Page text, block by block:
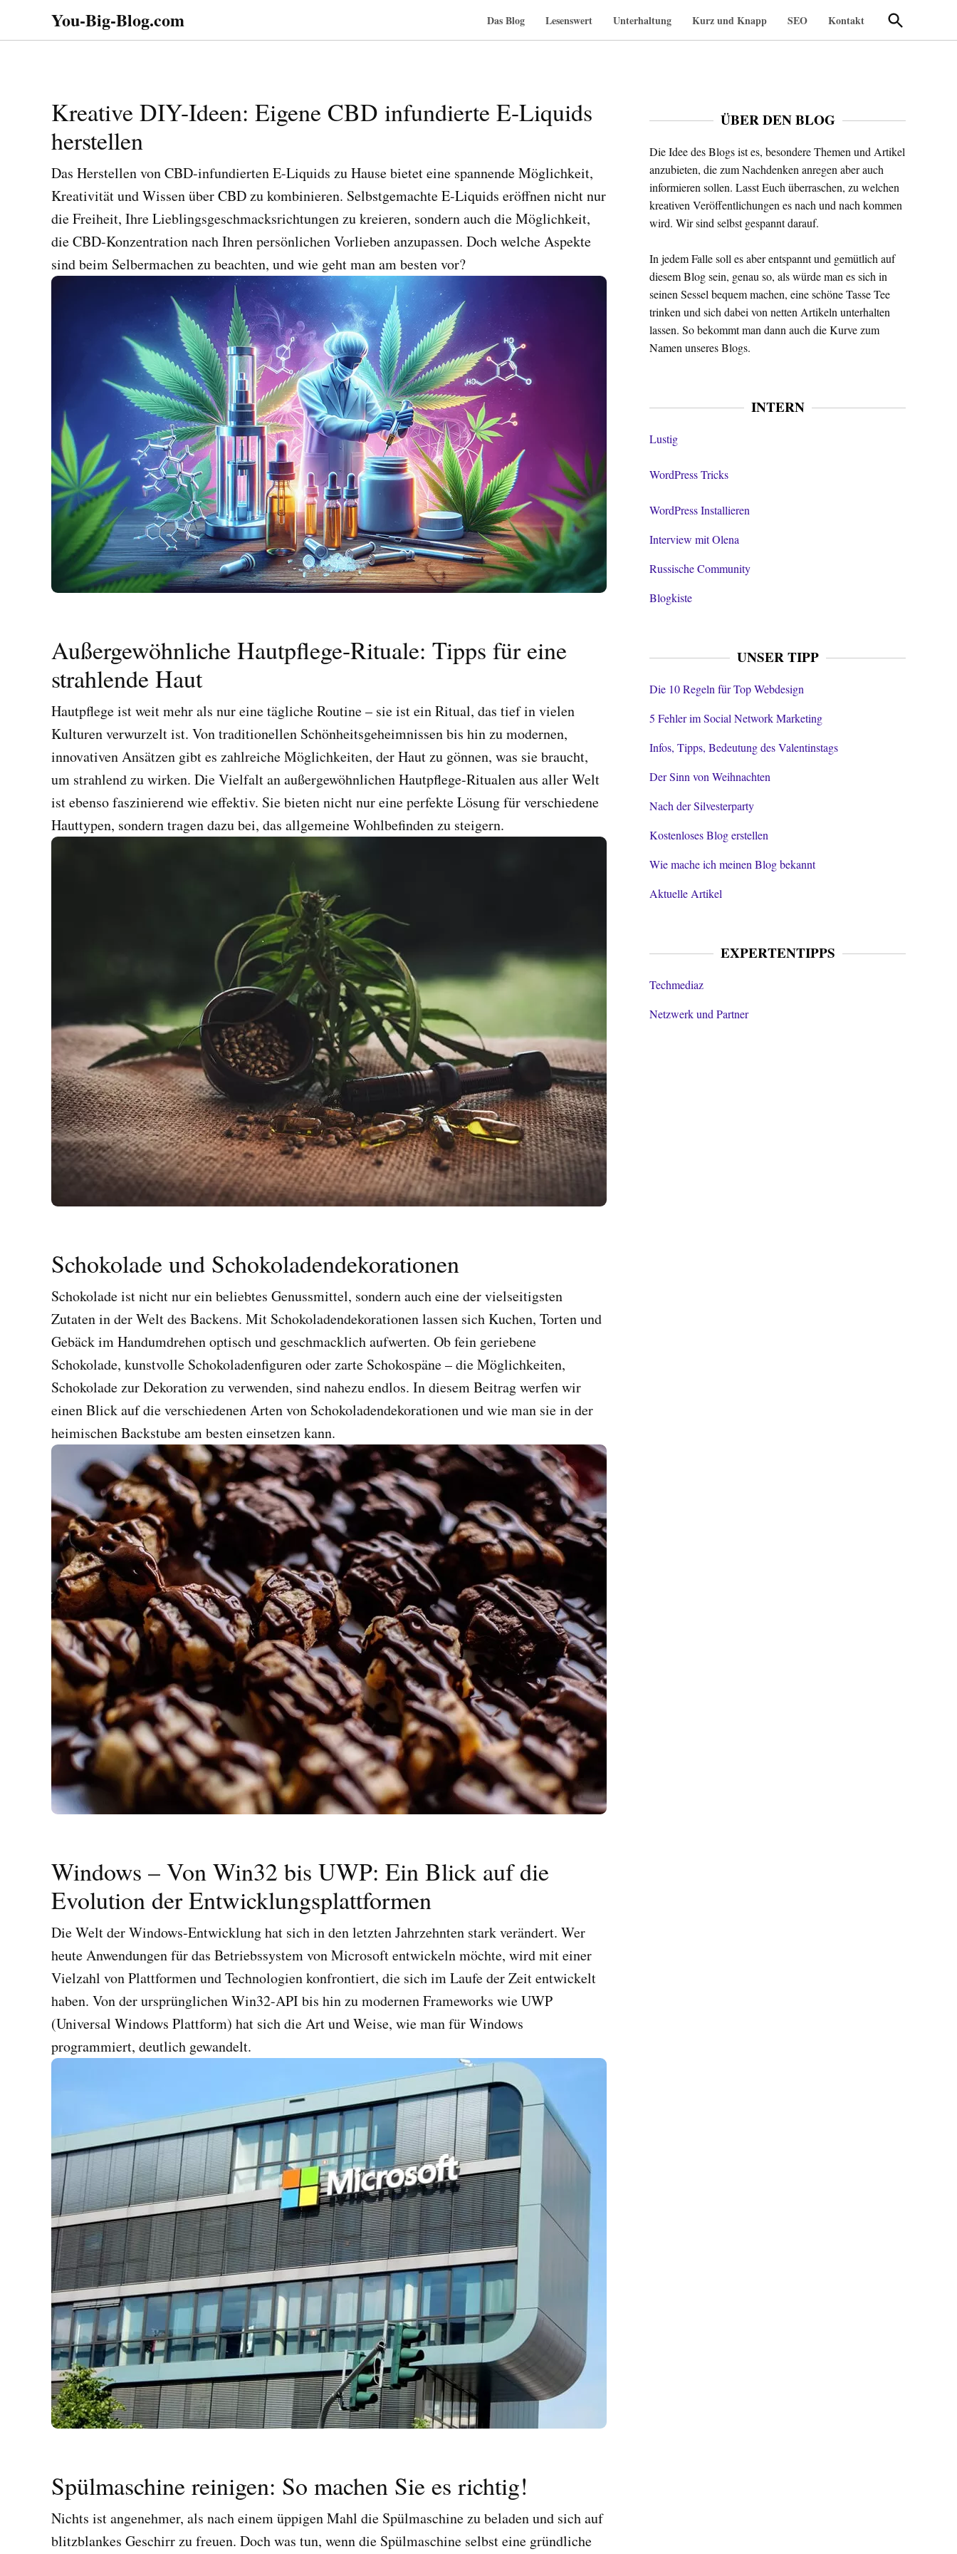
You-Big-Blog.com
Alles in einem. Tipps,
Tricks
Das Blog Lesenswert Unterhaltung Kurz und Knapp SEO Kontakt
Suche
öffnen
Kreative DIY-Ideen: Eigene CBD infundierte E-Liquids
herstellen
Das Herstellen von CBD-infundierten E-Liquids zu Hause bietet eine spannende Möglichkeit,
Kreativität und Wissen über CBD zu kombinieren. Selbstgemachte E-Liquids eröffnen nicht nur
die Freiheit, Ihre Lieblingsgeschmacksrichtungen zu kreieren, sondern auch die Möglichkeit,
die CBD-Konzentration nach Ihren persönlichen Vorlieben anzupassen. Doch welche Aspekte
sind beim Selbermachen zu beachten, und wie geht man am besten vor?
Außergewöhnliche Hautpflege-Rituale: Tipps für eine
strahlende Haut
Hautpflege ist weit mehr als nur eine tägliche Routine – sie ist ein Ritual, das tief in vielen
Kulturen verwurzelt ist. Von traditionellen Schönheitsgeheimnissen bis hin zu modernen,
innovativen Ansätzen gibt es zahlreiche Möglichkeiten, der Haut zu gönnen, was sie braucht,
um strahlend zu wirken. Die Vielfalt an außergewöhnlichen Hautpflege-Ritualen aus aller Welt
ist ebenso faszinierend wie effektiv. Sie bieten nicht nur eine perfekte Lösung für verschiedene
Hauttypen, sondern tragen dazu bei, das allgemeine Wohlbefinden zu steigern.
Schokolade und Schokoladendekorationen
Schokolade ist nicht nur ein beliebtes Genussmittel, sondern auch eine der vielseitigsten
Zutaten in der Welt des Backens. Mit Schokoladendekorationen lassen sich Kuchen, Torten und
Gebäck im Handumdrehen optisch und geschmacklich aufwerten. Ob fein geriebene
Schokolade, kunstvolle Schokoladenfiguren oder zarte Schokospäne – die Möglichkeiten,
Schokolade zur Dekoration zu verwenden, sind nahezu endlos. In diesem Beitrag werfen wir
einen Blick auf die verschiedenen Arten von Schokoladendekorationen und wie man sie in der
heimischen Backstube am besten einsetzen kann.
Windows – Von Win32 bis UWP: Ein Blick auf die
Evolution der Entwicklungsplattformen
Die Welt der Windows-Entwicklung hat sich in den letzten Jahrzehnten stark verändert. Wer
heute Anwendungen für das Betriebssystem von Microsoft entwickeln möchte, wird mit einer
Vielzahl von Plattformen und Technologien konfrontiert, die sich im Laufe der Zeit entwickelt
haben. Von der ursprünglichen Win32-API bis hin zu modernen Frameworks wie UWP
(Universal Windows Plattform) hat sich die Art und Weise, wie man für Windows
programmiert, deutlich gewandelt.
Spülmaschine reinigen: So machen Sie es richtig!
Nichts ist angenehmer, als nach einem üppigen Mahl die Spülmaschine zu beladen und sich auf
blitzblankes Geschirr zu freuen. Doch was tun, wenn die Spülmaschine selbst eine gründliche
ÜBER DEN BLOG
Die Idee des Blogs ist es, besondere Themen und Artikel
anzubieten, die zum Nachdenken anregen aber auch
informieren sollen. Lasst Euch überraschen, zu welchen
kreativen Veröffentlichungen es nach und nach kommen
wird. Wir sind selbst gespannt darauf.
In jedem Falle soll es aber entspannt und gemütlich auf
diesem Blog sein, genau so, als würde man es sich in
seinen Sessel bequem machen, eine schöne Tasse Tee
trinken und sich dabei von netten Artikeln unterhalten
lassen. So bekommt man dann auch die Kurve zum
Namen unseres Blogs.
INTERN
Lustig
WordPress Tricks
WordPress Installieren
Interview mit Olena
Russische Community
Blogkiste
UNSER TIPP
Die 10 Regeln für Top Webdesign
5 Fehler im Social Network Marketing
Infos, Tipps, Bedeutung des Valentinstags
Der Sinn von Weihnachten
Nach der Silvesterparty
Kostenloses Blog erstellen
Wie mache ich meinen Blog bekannt
Aktuelle Artikel
EXPERTENTIPPS
Techmediaz
Netzwerk und Partner